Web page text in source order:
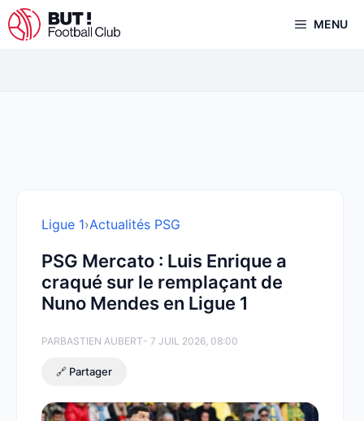
Aller
au
MENU
Ligue 1›Actualités PSG
PSG Mercato : Luis Enrique a
craqué sur le remplaçant de
Nuno Mendes en Ligue 1
PARBASTIEN AUBERT- 7 JUIL 2026, 08:00
🔗 Partager